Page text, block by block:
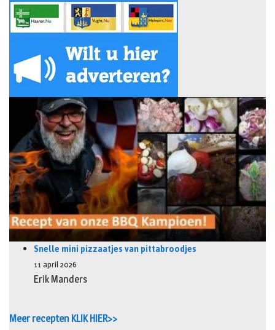
Snelle mini pizzaatjes van pittabroodjes
11 april 2026
Erik Manders
Meer recepten KLIK HIER>>